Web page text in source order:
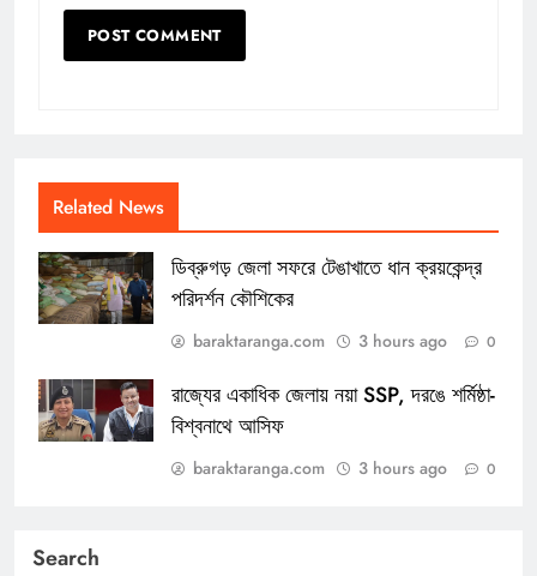
Related News
ডিব্রুগড় জেলা সফরে টেঙাখাতে ধান ক্রয়কেন্দ্র
পরিদর্শন কৌশিকের
baraktaranga.com 3 hours ago 0
রাজ্যের একাধিক জেলায় নয়া SSP, দরঙে শর্মিষ্ঠা-
বিশ্বনাথে আসিফ
baraktaranga.com 3 hours ago 0
Search